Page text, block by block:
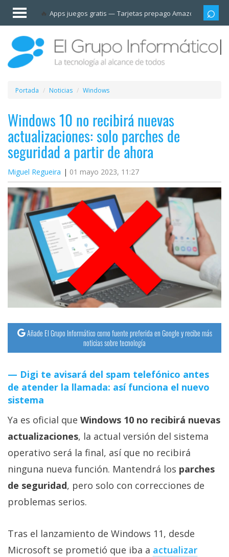
Apps juegos gratis Tarjetas prepago Amazon
Invitado
Iniciar
sesión /
Registrarse
Esenciales
Móviles
Ofertas
Apps
Redes
sociales
Plataformas
streaming
Operadores
Trucos
y
Tutoriales
Ciberseguridad
Sistemas
operativos
Profesional
+
Más
temas
Sorteos
Foros
Portada Noticias Windows
Windows 10 no recibirá nuevas
actualizaciones: solo parches de
seguridad a partir de ahora
Miguel Regueira 01 mayo 2023, 11:27
Añade El Grupo Informático como fuente preferida en Google y recibe más
noticias sobre tecnología
Digi te avisará del spam telefónico antes
de atender la llamada: así funciona el nuevo
sistema
Ya es oficial que Windows 10 no recibirá nuevas
actualizaciones, la actual versión del sistema
operativo será la final, así que no recibirá
ninguna nueva función. Mantendrá los parches
de seguridad, pero solo con correcciones de
problemas serios.
Tras el lanzamiento de Windows 11, desde
Microsoft se prometió que iba a actualizar